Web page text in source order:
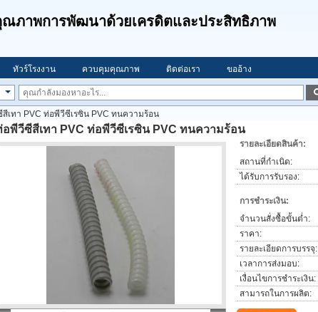
ณภาพการพัฒนาด้วยเครดิตและประสิทธิภาพ
ทัวร์โรงงาน ควบคุมคุณภาพ ติดต่อเรา ขออ้าง
เทา PVC ท่อพีวีซีเรซิน PVC ทนความร้อน
อพีวีซีสีเทา PVC ท่อพีวีซีเรซิน PVC ทนความร้อน
รายละเอียดสินค้า:
สถานที่กำเนิด:
ได้รับการรับรอง:
การชำระเงิน:
จำนวนสั่งซื้อขั้นต่ำ:
ราคา:
รายละเอียดการบรรจุ:
เวลาการส่งมอบ:
เงื่อนไขการชำระเงิน:
สามารถในการผลิต: